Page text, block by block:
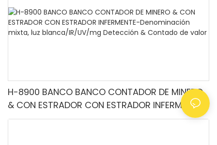
H-8900 BANCO BANCO CONTADOR DE MINERO
& CON ESTRADOR CON ESTRADOR INFERMENTE-
Denominación mixta, luz blanca/IR/UV/mg